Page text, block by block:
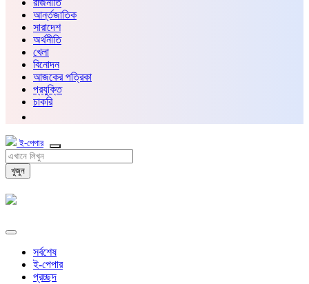
রাজনীতি
আর্ন্তজাতিক
সারাদেশ
অর্থনীতি
খেলা
বিনোদন
আজকের পত্রিকা
প্রযুক্তি
চাকরি
ই-পেপার
খুজুন
সর্বশেষ
ই-পেপার
প্রচ্ছদ